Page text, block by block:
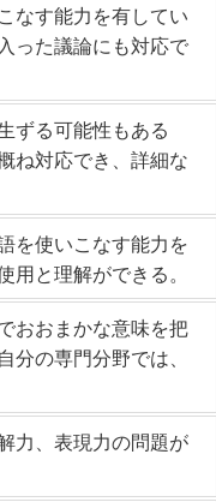
なす能力を有してい
った議論にも対応で
ずる可能性もある
ね対応でき、詳細な
を使いこなす能力を
と理解ができる。
おおまかな意味を把
の専門分野では、
力、表現力の問題が